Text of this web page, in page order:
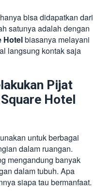
bisa didapatkan dari
satunya adalah dengan
Hotelbiasanya melayani
langsung kontak saja
Pijat
Hotel
untuk berbagai
dalam ruangan.
mengandung banyak
dalam tubuh. Apa
siapa tau bermanfaat.